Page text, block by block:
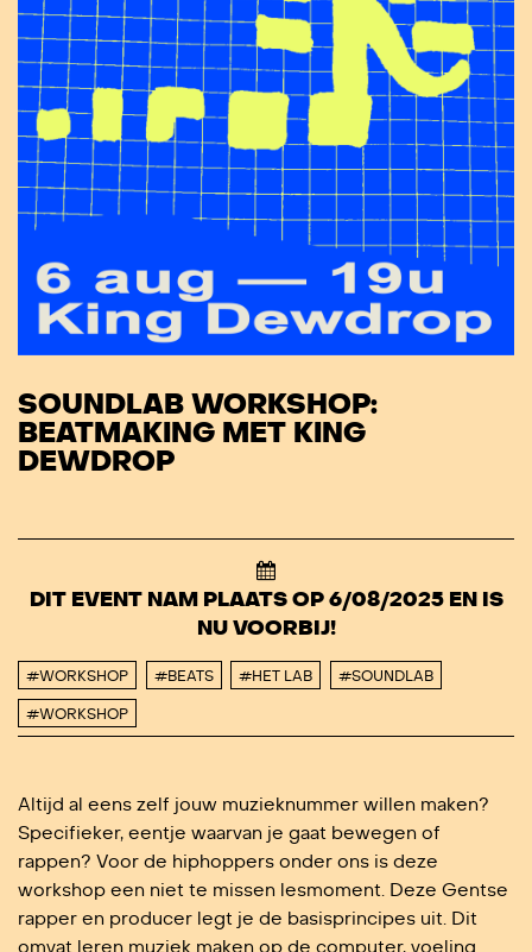
SOUNDLAB WORKSHOP:
BEATMAKING MET KING
DEWDROP
DIT EVENT NAM PLAATS OP 6/08/2025 EN IS
NU VOORBIJ!
#WORKSHOP #BEATS #HET LAB #SOUNDLAB
#WORKSHOP
Altijd al eens zelf jouw muzieknummer willen maken?
Specifieker, eentje waarvan je gaat bewegen of
rappen? Voor de hiphoppers onder ons is deze
workshop een niet te missen lesmoment. Deze Gentse
rapper en producer legt je de basisprincipes uit. Dit
omvat leren muziek maken op de computer, voeling